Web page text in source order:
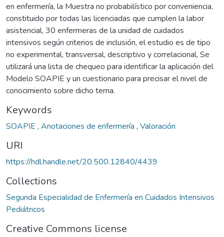
en enfermería, la Muestra no probabilístico por conveniencia,
constituido por todas las licenciadas que cumplen la labor
asistencial, 30 enfermeras de la unidad de cuidados
intensivos según criterios de inclusión, el estudio es de tipo
no experimental, transversal, descriptivo y correlacional, Se
utilizará una lista de chequeo para identificar la aplicación del
Modelo SOAPIE y un cuestionario para precisar el nivel de
conocimiento sobre dicho tema.
Keywords
SOAPIE , Anotaciones de enfermería , Valoración
URI
https://hdl.handle.net/20.500.12840/4439
Collections
Segunda Especialidad de Enfermería en Cuidados Intensivos
Pediátricos
Creative Commons license